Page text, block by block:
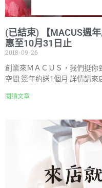
(已結束) 【MACUS週
惠至10月31日止
2018-09-26
創業來ＭＡＣＵＳ，我們挺你
空間 簽年約送1個月 詳情請來
閱讀文章